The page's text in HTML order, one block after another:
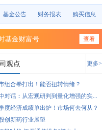
基金公告 财务报表 购买信息
基金财富号 查看
观点 更多>
组合拳打出！能否扭转情绪？
对话：从宏观研判到量化增强的实...
度经济成绩单出炉！市场何去何从？
创新药行业展望